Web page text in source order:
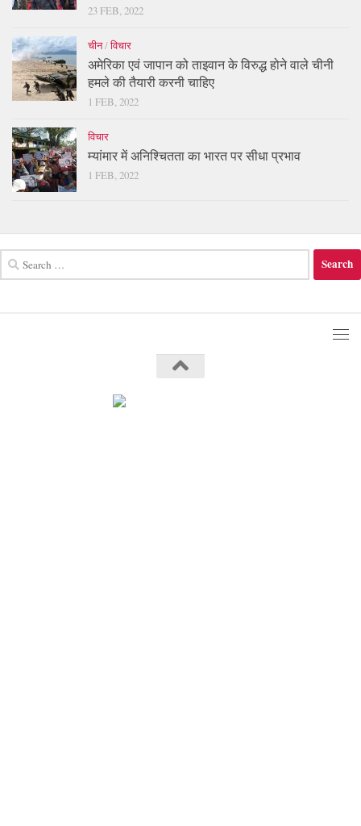
23 FEB, 2022
चीन/विचार
अमेरिका एवं जापान को ताइवान के विरुद्ध होने वाले चीनी
हमले की तैयारी करनी चाहिए
1 FEB, 2022
विचार
म्यांमार में अनिश्चितता का भारत पर सीधा प्रभाव
1 FEB, 2022
for: